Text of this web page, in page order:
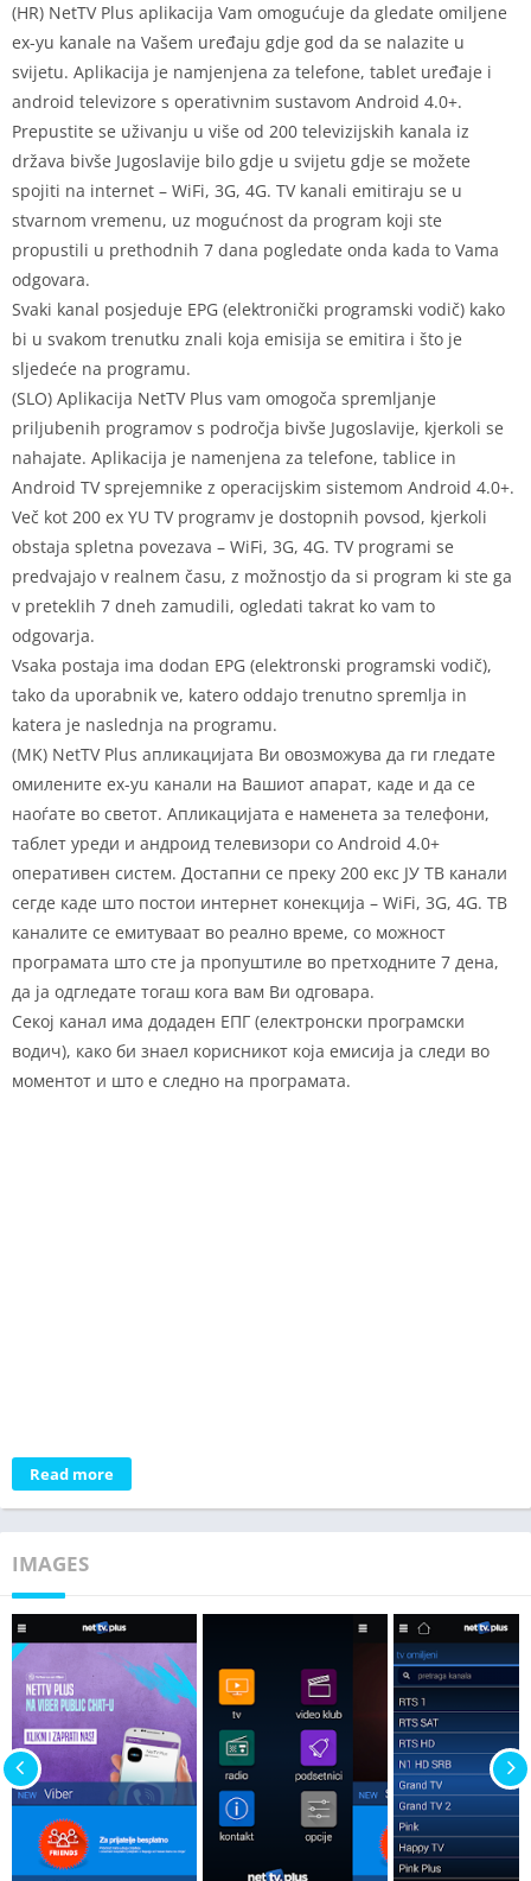
(HR) NetTV Plus aplikacija Vam omogućuje da gledate omiljene
ex-yu kanale na Vašem uređaju gdje god da se nalazite u
svijetu. Aplikacija je namjenjena za telefone, tablet uređaje i
android televizore s operativnim sustavom Android 4.0+.
Prepustite se uživanju u više od 200 televizijskih kanala iz
država bivše Jugoslavije bilo gdje u svijetu gdje se možete
spojiti na internet – WiFi, 3G, 4G. TV kanali emitiraju se u
stvarnom vremenu, uz mogućnost da program koji ste
propustili u prethodnih 7 dana pogledate onda kada to Vama
odgovara.
Svaki kanal posjeduje EPG (elektronički programski vodič) kako
bi u svakom trenutku znali koja emisija se emitira i što je
sljedeće na programu.
(SLO) Aplikacija NetTV Plus vam omogoča spremljanje
priljubenih programov s področja bivše Jugoslavije, kjerkoli se
nahajate. Aplikacija je namenjena za telefone, tablice in
Android TV sprejemnike z operacijskim sistemom Android 4.0+.
Več kot 200 ex YU TV programv je dostopnih povsod, kjerkoli
obstaja spletna povezava – WiFi, 3G, 4G. TV programi se
predvajajo v realnem času, z možnostjo da si program ki ste ga
v preteklih 7 dneh zamudili, ogledati takrat ko vam to
odgovarja.
Vsaka postaja ima dodan EPG (elektronski programski vodič),
tako da uporabnik ve, katero oddajo trenutno spremlja in
katera je naslednja na programu.
(MK) NetTV Plus апликацијата Ви овозможува да ги гледате
омилените ex-yu канали на Вашиот апарат, каде и да се
наоѓате во светот. Апликацијата е наменета за телефони,
таблет уреди и андроид телевизори со Android 4.0+
оперативен систем. Достапни се преку 200 eкс ЈУ ТВ канали
сегде каде што постои интернет конекција – WiFi, 3G, 4G. ТВ
каналите се емитуваат во реално време, со можност
програмата што сте ја пропуштиле во претходните 7 дена,
да ја одгледате тогаш кога вам Ви одговара.
Секој канал има додаден ЕПГ (електронски програмски
водич), како би знаел корисникот која емисија ја следи во
моментот и што е следно на програмата.
Read more
IMAGES